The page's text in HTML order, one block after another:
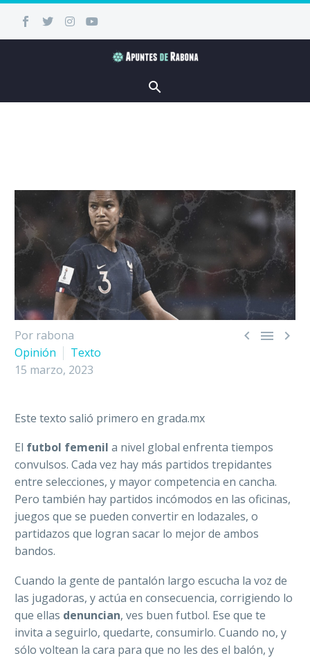
  
Por rabona
Opinión
Texto
15 marzo, 2023
Este texto salió primero en grada.mx
El futbol femenil a nivel global enfrenta tiempos
convulsos. Cada vez hay más partidos trepidantes
entre selecciones, y mayor competencia en cancha.
Pero también hay partidos incómodos en las oficinas,
juegos que se pueden convertir en lodazales, o
partidazos que logran sacar lo mejor de ambos
bandos.
Cuando la gente de pantalón largo escucha la voz de
las jugadoras, y actúa en consecuencia, corrigiendo lo
que ellas denuncian, ves buen futbol. Ese que te
invita a seguirlo, quedarte, consumirlo. Cuando no, y
sólo voltean la cara para que no les des el balón, y